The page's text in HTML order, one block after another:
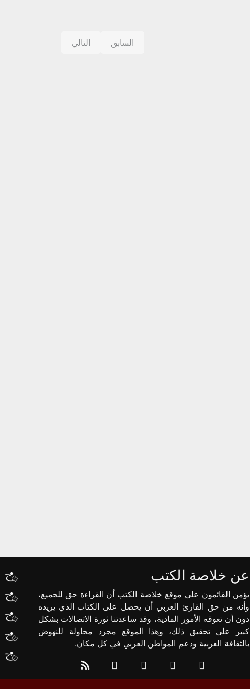
السابق التالي
عن خلاصة الكتب
يؤمن القائمون على موقع خلاصة الكتب أن القراءة حق للجميع،
وأنه من حق القارئ العربي أن يحصل على الكتاب الذي يريده
دون أن تعوقه الأمور المادية، وقد ساعدتنا ثورة الاتصالات بشكل
كبير على تحقيق ذلك، وهذا الموقع مجرد محاولة للنهوض
بالثقافة العربية ودعم المواطن العربي في كل مكان.